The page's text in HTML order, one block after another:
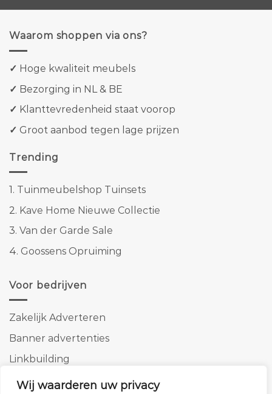
Wij waarderen uw privacy
Waarom shoppen via ons?
✓ Hoge kwaliteit meubels
✓ Bezorging in NL & BE
✓ Klanttevredenheid staat voorop
✓ Groot aanbod tegen lage prijzen
Trending
1. Tuinmeubelshop Tuinsets
2. Kave Home Nieuwe Collectie
3. Van der Garde Sale
4. Goossens Opruiming
Voor bedrijven
Zakelijk Adverteren
Banner advertenties
Linkbuilding
SEO copywriting